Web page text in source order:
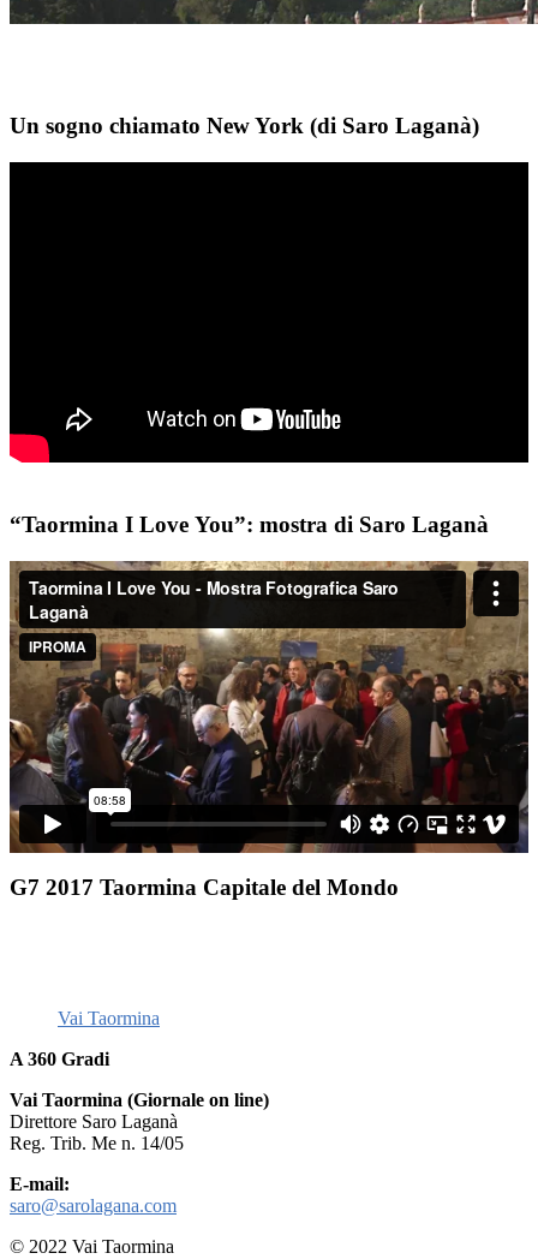
Un sogno chiamato New York (di Saro Laganà)
“Taormina I Love You”: mostra di Saro Laganà
G7 2017 Taormina Capitale del Mondo
Vai Taormina
A 360 Gradi
Vai Taormina (Giornale on line)
Direttore Saro Laganà
Reg. Trib. Me n. 14/05
E-mail:
saro@sarolagana.com
© 2022 Vai Taormina